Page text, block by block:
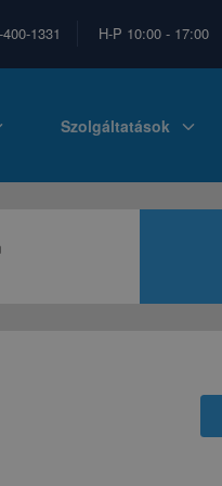
1331 H-P 10:00 - 17:00
Szolgáltatások expand_more